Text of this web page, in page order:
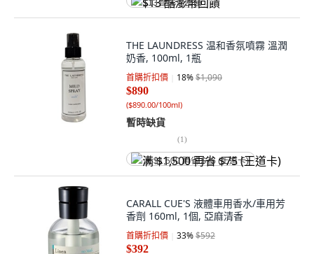
$13 酷澎幣回饋
THE LAUNDRESS 温和香氛噴霧 溫潤
奶香, 100ml, 1瓶
首購折扣價 18%$1,090
$890
($890.00/100ml)
暫時缺貨
(1)
满 $1,500 再省 $75 (王道卡)
CARALL CUE'S 液體車用香水/車用芳
香劑 160ml, 1個, 亞麻清香
首購折扣價 33%$592
$392